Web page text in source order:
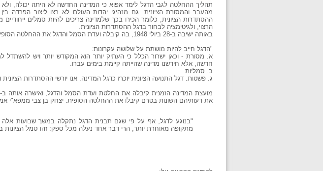
תהליך ההחלטה לגבי הדגל לימד אפוא כי המדינה החדשה לא היתה יכולה, ולא
מהעבר והמסורת הציונית. גם מנהיגי יהדות העולם לא רצו ליצור הפרדה
ההסתדרות הציונית, כלומר הכירו בכך שלמדינה צריכים להיות סמלים
הרצוי, ולגיטימציה לבחור בדגל ההסתדרות הציונית.
באותה ישיבה ב-28 ביולי 1948, בה קיבלה ועדת הסמל והדגל את ההחלטה הסופית, סיכם זרח ורהפטיג ממפלגת הפועל המזרחי ואמר:
"הדגל חייב להיות מושתת על שלושה עקרונות:
א. מסורת - וכאן ישרור הכלל כי העתיק יותר הוא המקודש יותר ויש להשתדל
חדשה, אלא חידשנו מדינה שהייתה קיימת בימים עברו.
ב. סמליות.
ג. פשטות. דגל התנועה הציונית יוכרז כדגל המדינה. אנו יורשי ההסתדרות
את דעותיהם השונות בטרם קיבלו את ההחלטה הסופית. יצחק בן צבי ממפא"י
"בנוגע לדגל, אף על פי שגם תבנית הדגל נתקלה במשך שבועות אלה
מתקופה מאוחרת יותר, הרי דבר אחד נעלה מכל ספק: זהו סמל הציונות